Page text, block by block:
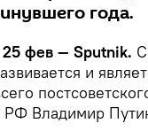
года.
фев — Sputnik.
и
РФ Владимир